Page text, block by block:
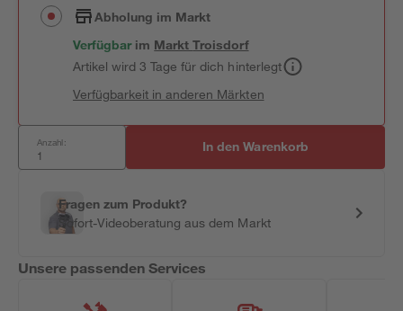
Abholung im Markt
Verfügbar im MarktTroisdorf
Artikel wird 3 Tage für dich hinterlegt
Verfügbarkeit in anderen Märkten
Anzahl: In den Warenkorb
Fragen zum Produkt?
Sofort-Videoberatung aus dem Markt
Unsere passenden Services